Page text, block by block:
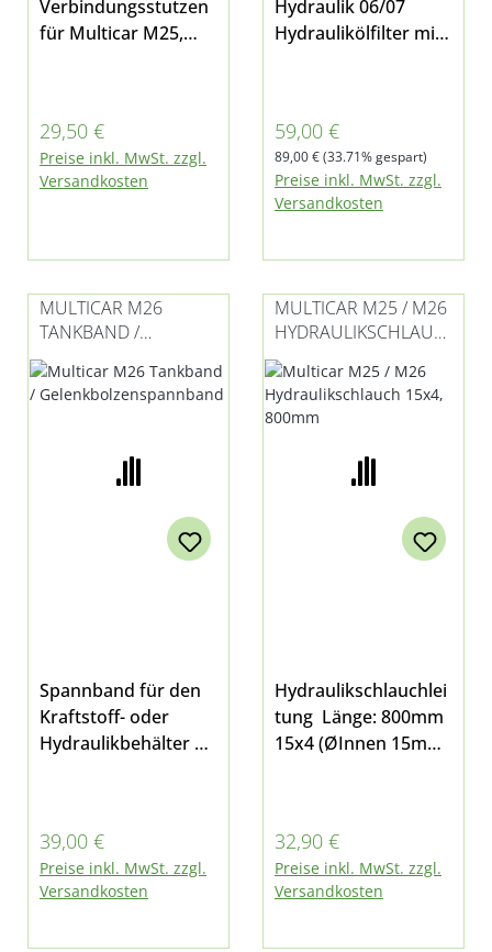
Verbindungsstutzen
für Multicar M25,
Regulärer Preis:
29,50 €
Preise inkl. MwSt. zzgl.
Versandkosten
Hydraulik 06/07
Hydraulikölfilter mit
Multicar M26 - alle
Modelle Fumo M30 -
alle Modelle und M31
E5
Verkaufspreis:
59,00 €
Regulärer Preis:
89,00 €(33.71% gespart)
Preise inkl. MwSt. zzgl.
Versandkosten
MULTICAR M26
TANKBAND /
GELENKBOLZENSPAN
NBAND
Spannband für den
Kraftstoff- oder
Hydraulikbehälter
enthalten für
Multicar M26 - alle
Modelle
Regulärer Preis:
39,00 €
Preise inkl. MwSt. zzgl.
Versandkosten
MULTICAR M25 / M26
HYDRAULIKSCHLAUC
H 15X4, 800MM
Hydraulikschlauchlei
tung Länge: 800mm
15x4 (ØInnen 15mm,
(besonders robust)
für Multicar M25 und
M26.0, M26.1
Regulärer Preis:
32,90 €
Preise inkl. MwSt. zzgl.
Versandkosten